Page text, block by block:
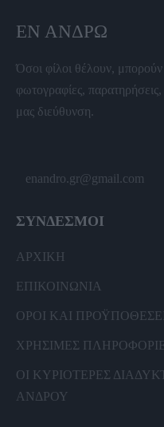
ΕΝ ΆΝΔΡΩ
Όσοι φίλοι θέλουν, μπορούν
φωτογραφίες,
μας διεύθυνση.
enandro.gr@gmail.com
ΣΥΝΔΕΣΜΟΙ
ΑΡΧΙΚΗ
ΕΠΙΚΟΙΝΩΝΙΑ
ΟΡΟΙ ΚΑΙ
ΧΡΗΣΙΜΕΣ
ΟΙ ΚΥΡΙΟΤΕΡΕΣ
ΑΝΔΡΟΥ